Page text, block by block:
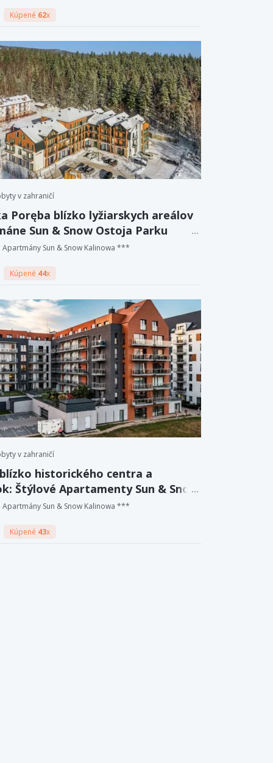
Kúpené 62x
v zahraničí
Poręba blízko lyžiarskych areálov
Sun & Snow Ostoja Parku
+ sauna a herňa
Apartmány Sun & Snow Kalinowa ***
Kúpené 44x
v zahraničí
historického centra a
Štýlové Apartamenty Sun & Snow
vlastnou kuchyňou
Apartmány Sun & Snow Kalinowa ***
Kúpené 43x